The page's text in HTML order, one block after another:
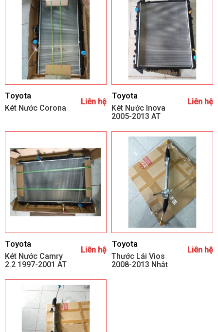
Toyota
Két Nước Corona
Liên hệ
Toyota
Két Nước Inova
2005-2013 AT
Liên hệ
Toyota
Két Nước Camry
2.2 1997-2001 AT
Liên hệ
Toyota
Thước Lái Vios
2008-2013 Nhật
Liên hệ